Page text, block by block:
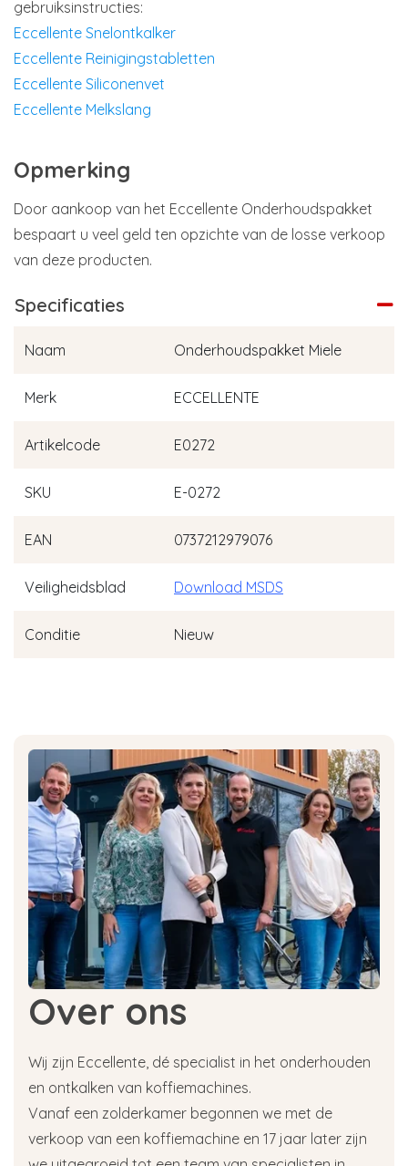
gebruiksinstructies:
Eccellente Snelontkalker
Eccellente Reinigingstabletten
Eccellente Siliconenvet
Eccellente Melkslang
Opmerking
Door aankoop van het Eccellente Onderhoudspakket
bespaart u veel geld ten opzichte van de losse verkoop
van deze producten.
Specificaties
Naam Onderhoudspakket Miele
Merk ECCELLENTE
Artikelcode E0272
SKU E-0272
EAN 0737212979076
Veiligheidsblad Download MSDS
Conditie Nieuw
Over ons
Wij zijn Eccellente, dé specialist in het onderhouden
en ontkalken van koffiemachines.
Vanaf een zolderkamer begonnen we met de
verkoop van een koffiemachine en 17 jaar later zijn